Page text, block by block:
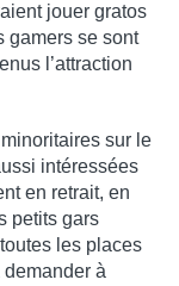
jouer gratos
gamers se sont
l’attraction
sur le
intéressées
en retrait, en
petits gars
les places
à